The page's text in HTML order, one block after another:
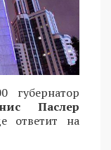
Паслер
ответит на